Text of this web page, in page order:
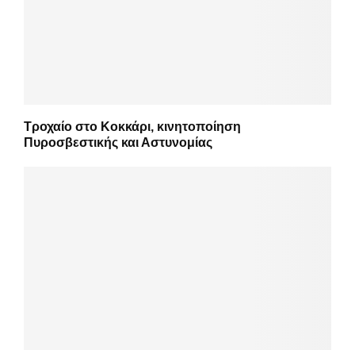
Τροχαίο στο Κοκκάρι, κινητοποίηση
Πυροσβεστικής και Αστυνομίας